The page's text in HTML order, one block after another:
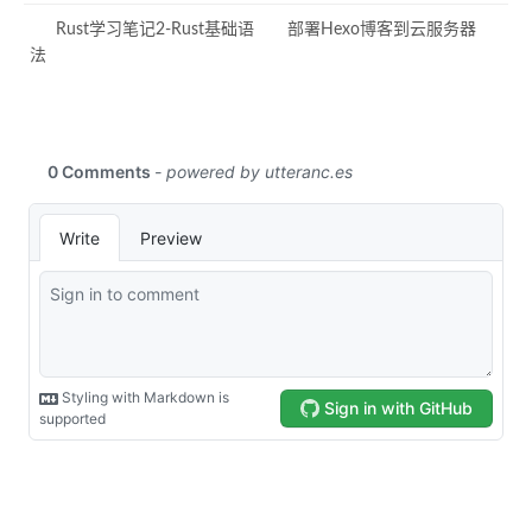
Rust学习笔记2-Rust基础语
法
部署Hexo博客到云服务器